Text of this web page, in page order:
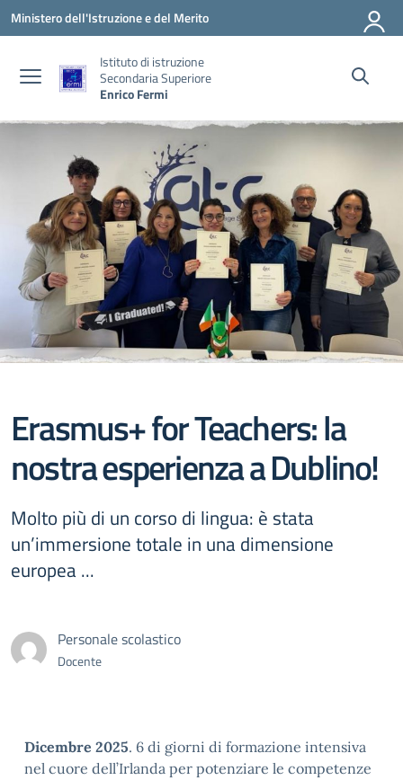
Vai ai contenuti
Vai al menu di navigazione
Vai al footer
Ministero dell'Istruzione e del Merito
Istituto di istruzione
Secondaria Superiore
Enrico Fermi
Erasmus+ for Teachers: la
nostra esperienza a Dublino!
Molto più di un corso di lingua: è stata
un’immersione totale in una dimensione
europea ...
Personale scolastico
Docente
Dicembre 2025. 6 di giorni di formazione intensiva
nel cuore dell’Irlanda per potenziare le competenze